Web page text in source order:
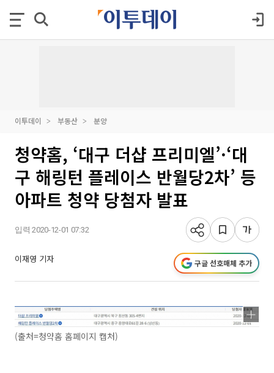
이투데이 부동산 분양
청약홈, ‘대구 더샵 프리미엘’·‘대
구 해링턴 플레이스 반월당2차’ 등
아파트 청약 당첨자 발표
입력 2020-12-01 07:32
이재영 기자 구글 선호매체 추가
(출처=청약홈 홈페이지 캡처)